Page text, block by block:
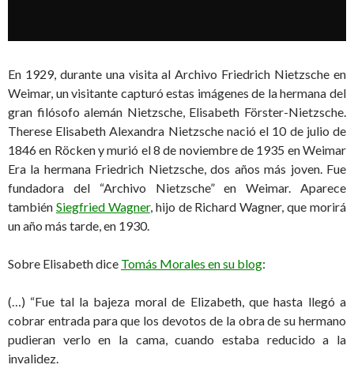
En 1929, durante una visita al Archivo Friedrich Nietzsche en
Weimar, un visitante capturó estas imágenes de la hermana del
gran filósofo alemán Nietzsche, Elisabeth Förster-Nietzsche.
Therese Elisabeth Alexandra Nietzsche nació el 10 de julio de
1846 en Röcken y murió el 8 de noviembre de 1935 en Weimar
Era la hermana Friedrich Nietzsche, dos años más joven. Fue
fundadora del “Archivo Nietzsche” en Weimar. Aparece
también Siegfried Wagner, hijo de Richard Wagner, que morirá
un año más tarde, en 1930.
Sobre Elisabeth dice Tomás Morales en su blog:
(…) “Fue tal la bajeza moral de Elizabeth, que hasta llegó a
cobrar entrada para que los devotos de la obra de su hermano
pudieran verlo en la cama, cuando estaba reducido a la
invalidez.